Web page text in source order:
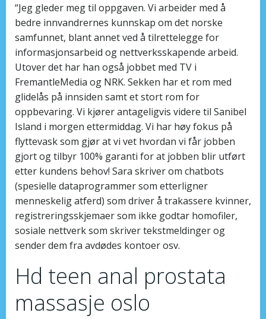
“Jeg gleder meg til oppgaven. Vi arbeider med å
bedre innvandrernes kunnskap om det norske
samfunnet, blant annet ved å tilrettelegge for
informasjonsarbeid og nettverksskapende arbeid.
Utover det har han også jobbet med TV i
FremantleMedia og NRK. Sekken har et rom med
glidelås på innsiden samt et stort rom for
oppbevaring. Vi kjører antageligvis videre til Sanibel
Island i morgen ettermiddag. Vi har høy fokus på
flyttevask som gjør at vi vet hvordan vi får jobben
gjort og tilbyr 100% garanti for at jobben blir utført
etter kundens behov! Sara skriver om chatbots
(spesielle dataprogrammer som etterligner
menneskelig atferd) som driver å trakassere kvinner,
registreringsskjemaer som ikke godtar homofiler,
sosiale nettverk som skriver tekstmeldinger og
sender dem fra avdødes kontoer osv.
Hd teen anal prostata
massasje oslo